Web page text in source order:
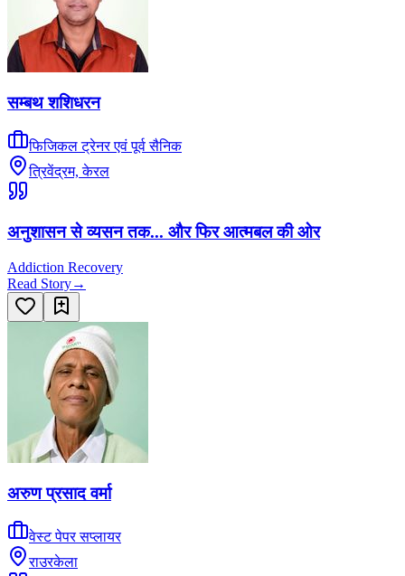
सम्बथ शशिधरन
फिजिकल ट्रेनर एवं पूर्व सैनिक
त्रिवेंद्रम, केरल
अनुशासन से व्यसन तक... और फिर आत्मबल की ओर
Addiction Recovery
Read Story→
अरुण प्रसाद वर्मा
वेस्ट पेपर सप्लायर
राउरकेला